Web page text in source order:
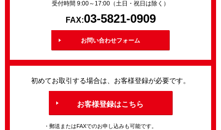
受付時間 9:00～17:00（土日・祝日は除く）
FAX:03-5821-0909
お問い合わせフォーム
初めてお取引する場合は、お客様登録が必要です。
お客様登録はこちら
・郵送またはFAXでのお申し込みも可能です。